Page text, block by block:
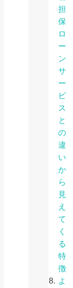
担
保
ロ
ー
ン
サ
ー
ビ
ス
と
の
違
い
か
ら
見
え
て
く
る
特
徴
よ